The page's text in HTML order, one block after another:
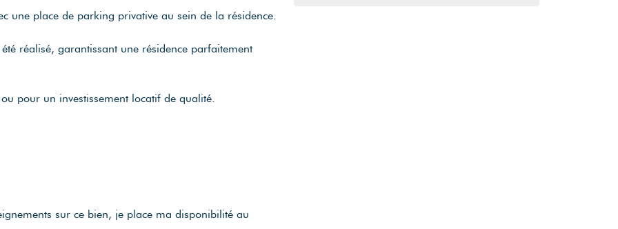
une place de parking privative au sein de la résidence.
réalisé, garantissant une résidence parfaitement
pour un investissement locatif de qualité.
sur ce bien, je place ma disponibilité au